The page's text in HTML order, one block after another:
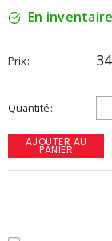
En inventaire
Prix
Quantité
AJOUTER AU
PANIER